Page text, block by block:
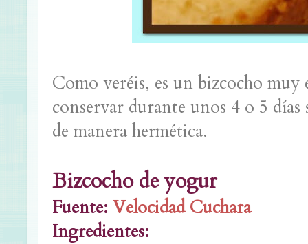
Como veréis, es un bizcocho muy
conservar durante unos 4 o 5
de manera hermética.
Bizcocho de yogur
Fuente: Velocidad Cuchara
Ingredientes: